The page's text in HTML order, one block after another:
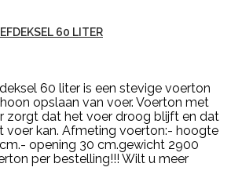
60 LITER
60 liter is een stevige voerton
opslaan van voer. Voerton met
zorgt dat het voer droog blijft en dat
voer kan. Afmeting voerton:- hoogte
opening 30 cm.gewicht 2900
per bestelling!!! Wilt u meer